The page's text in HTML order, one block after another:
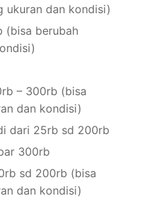
ukuran dan kondisi)
(bisa berubah
– 300rb (bisa
dan kondisi)
dari 25rb sd 200rb
300rb
sd 200rb (bisa
dan kondisi)